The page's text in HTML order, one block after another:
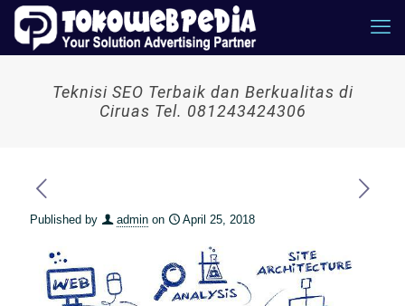
Teknisi SEO Terbaik dan Berkualitas di
Ciruas Tel. 081243424306
Published by admin on April 25, 2018